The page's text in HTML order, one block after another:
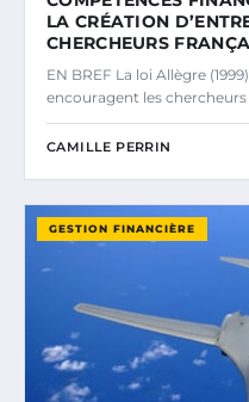
LA CRÉATION
CHERCHEURS
EN BREF La loi Allègre
encouragent les chercheurs
CAMILLE PERRIN
GESTION FINANCIÈRE